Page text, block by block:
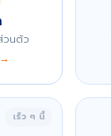
วนตัว
เร็ว ๆ นี้